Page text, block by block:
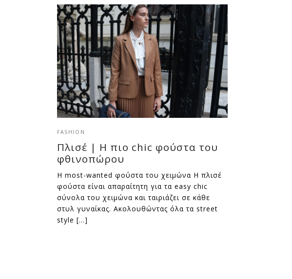
FASHION
Πλισέ | Η πιο chic φούστα του
φθινοπώρου
Η most-wanted φούστα του χειμώνα Η πλισέ
φούστα είναι απαραίτητη για τα easy chic
σύνολα του χειμώνα και ταιριάζει σε κάθε
στυλ γυναίκας. Ακολουθώντας όλα τα street
style […]